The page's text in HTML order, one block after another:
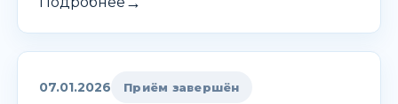
07.01.2026 Приём завершён